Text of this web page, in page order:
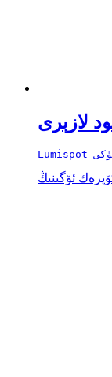
لازېرى
ئۆگىنىڭ